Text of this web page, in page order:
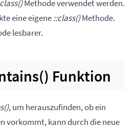
Methode verwendet werden.
eine eigene::class()Methode.
lesbarer.
Funktion
, um herauszufinden, ob ein
vorkommt, kann durch die neue